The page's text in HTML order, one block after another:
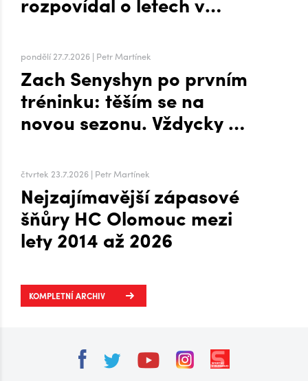
pondělí 27.7.2026 | Petr Martínek
Zach Senyshyn po prvním
tréninku: těším se na
novou sezonu. Vždycky mi
zima, říká o Plechárně
čtvrtek 23.7.2026 | Petr Martínek
Nejzajímavější zápasové
šňůry HC Olomouc mezi
lety 2014 až 2026
KOMPLETNÍ ARCHIV